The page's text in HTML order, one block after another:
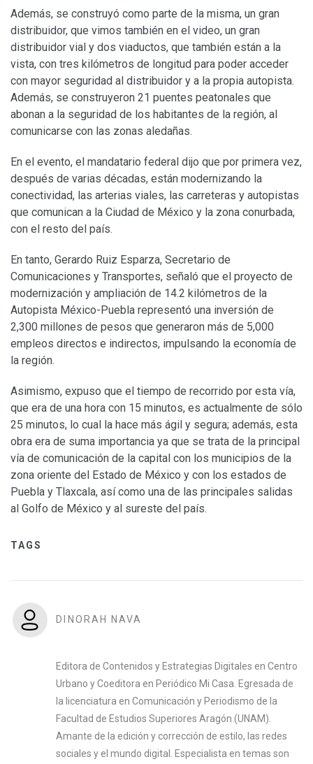
Además, se construyó como parte de la misma, un gran
distribuidor, que vimos también en el video, un gran
distribuidor vial y dos viaductos, que también están a la
vista, con tres kilómetros de longitud para poder acceder
con mayor seguridad al distribuidor y a la propia autopista.
Además, se construyeron 21 puentes peatonales que
abonan a la seguridad de los habitantes de la región, al
comunicarse con las zonas aledañas.
En el evento, el mandatario federal dijo que por primera vez,
después de varias décadas, están modernizando la
conectividad, las arterias viales, las carreteras y autopistas
que comunican a la Ciudad de México y la zona conurbada,
con el resto del país.
En tanto, Gerardo Ruiz Esparza, Secretario de
Comunicaciones y Transportes, señaló que el proyecto de
modernización y ampliación de 14.2 kilómetros de la
Autopista México-Puebla representó una inversión de
2,300 millones de pesos que generaron más de 5,000
empleos directos e indirectos, impulsando la economía de
la región.
Asimismo, expuso que el tiempo de recorrido por esta vía,
que era de una hora con 15 minutos, es actualmente de sólo
25 minutos, lo cual la hace más ágil y segura; además, esta
obra era de suma importancia ya que se trata de la principal
vía de comunicación de la capital con los municipios de la
zona oriente del Estado de México y con los estados de
Puebla y Tlaxcala, así como una de las principales salidas
al Golfo de México y al sureste del país.
TAGS
DINORAH NAVA
Editora de Contenidos y Estrategias Digitales en Centro
Urbano y Coeditora en Periódico Mi Casa. Egresada de
la licenciatura en Comunicación y Periodismo de la
Facultad de Estudios Superiores Aragón (UNAM).
Amante de la edición y corrección de estilo, las redes
sociales y el mundo digital. Especialista en temas son